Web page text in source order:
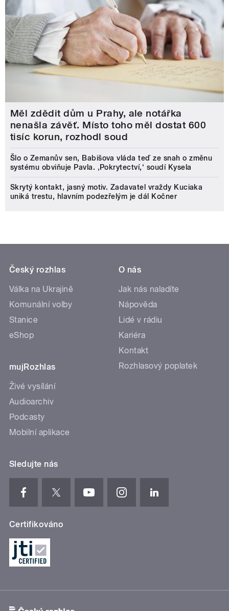
Měl zdědit dům u Prahy, ale notářka
nenašla závěť. Místo toho měl dostat 600
tisíc korun, rozhodl soud
Šlo o Zemanův sen, Babišova vláda teď ze snah o změnu
systému obviňuje Pavla. ‚Pokrytectví,‘ soudí Kysela
Skrytý kontakt, jasný motiv. Zadavatel vraždy Kuciaka
uniká trestu, hlavním podezřelým je dál Kočner
Český rozhlas
Válka na Ukrajině
Komunální volby
Stanice
eShop
mujRozhlas
Živé vysílání
Audioarchiv
Podcasty
Mobilní aplikace
O nás
Jak nás naladíte
Nápověda
Lidé v rádiu
Kariéra
Kontakt
Rozhlasový poplatek
Sledujte nás
Certifikováno